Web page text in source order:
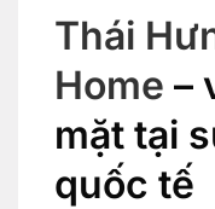
Thái
Home –
mặt tại
quốc tế